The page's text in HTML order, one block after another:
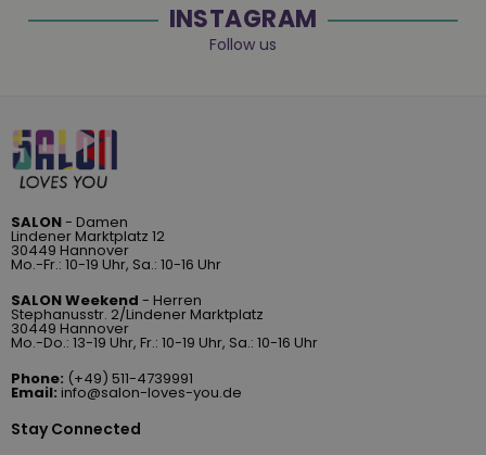
INSTAGRAM
Follow us
SALON- Damen
Lindener Marktplatz 12
30449 Hannover
Mo.-Fr.: 10-19 Uhr, Sa.: 10-16 Uhr
SALON Weekend - Herren
Stephanusstr. 2/Lindener Marktplatz
30449 Hannover
Mo.-Do.: 13-19 Uhr, Fr.: 10-19 Uhr, Sa.: 10-16 Uhr
Phone: (+49) 511-4739991
Email: info@salon-loves-you.de
Stay Connected